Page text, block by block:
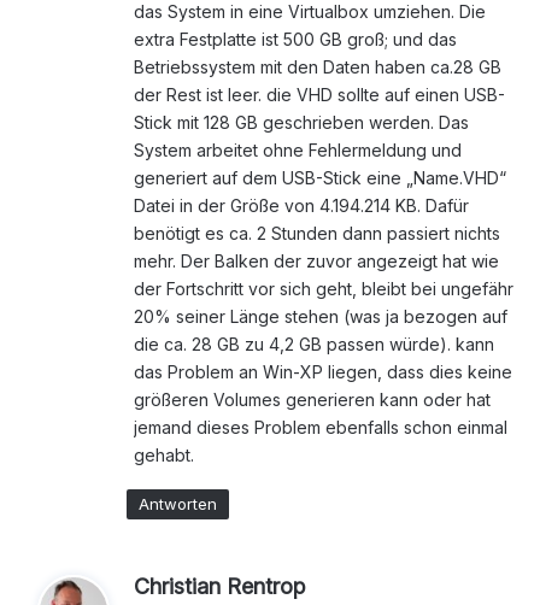
das System in eine Virtualbox umziehen. Die
extra Festplatte ist 500 GB groß; und das
Betriebssystem mit den Daten haben ca.28 GB
der Rest ist leer. die VHD sollte auf einen USB-
Stick mit 128 GB geschrieben werden. Das
System arbeitet ohne Fehlermeldung und
generiert auf dem USB-Stick eine „Name.VHD“
Datei in der Größe von 4.194.214 KB. Dafür
benötigt es ca. 2 Stunden dann passiert nichts
mehr. Der Balken der zuvor angezeigt hat wie
der Fortschritt vor sich geht, bleibt bei ungefähr
20% seiner Länge stehen (was ja bezogen auf
die ca. 28 GB zu 4,2 GB passen würde). kann
das Problem an Win-XP liegen, dass dies keine
größeren Volumes generieren kann oder hat
jemand dieses Problem ebenfalls schon einmal
gehabt.
Antworten
Christian Rentrop